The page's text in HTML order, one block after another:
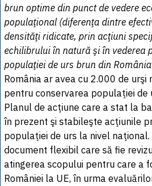
brun optime din punct de vedere
populaţional (diferenţa dintre
densităţi ridicate, prin acţiuni
echilibrului în natură şi în vederea
populaţiei de urs brun din
România ar avea cu 2.000 de
pentru conservarea populaţiei de
Planul de acţiune care a stat la
în prezent şi stabileşte acţiunile
populaţiei de urs la nivel
document flexibil care să fie
atingerea scopului pentru care a
României la UE, în urma